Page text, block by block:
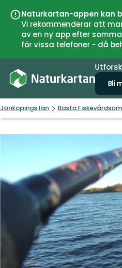
Naturkartan-appen kan
Vi rekommenderar att
av en ny app efter
för vissa telefoner - då
Bli
Jönköpings län Bästa